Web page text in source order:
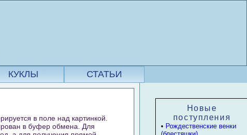
КУКЛЫ СТАТЬИ
в поле над картинкой.
в буфер обмена. Для
Новые
поступления
• Рождественские венки